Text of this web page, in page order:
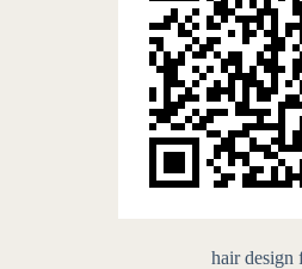
hair design